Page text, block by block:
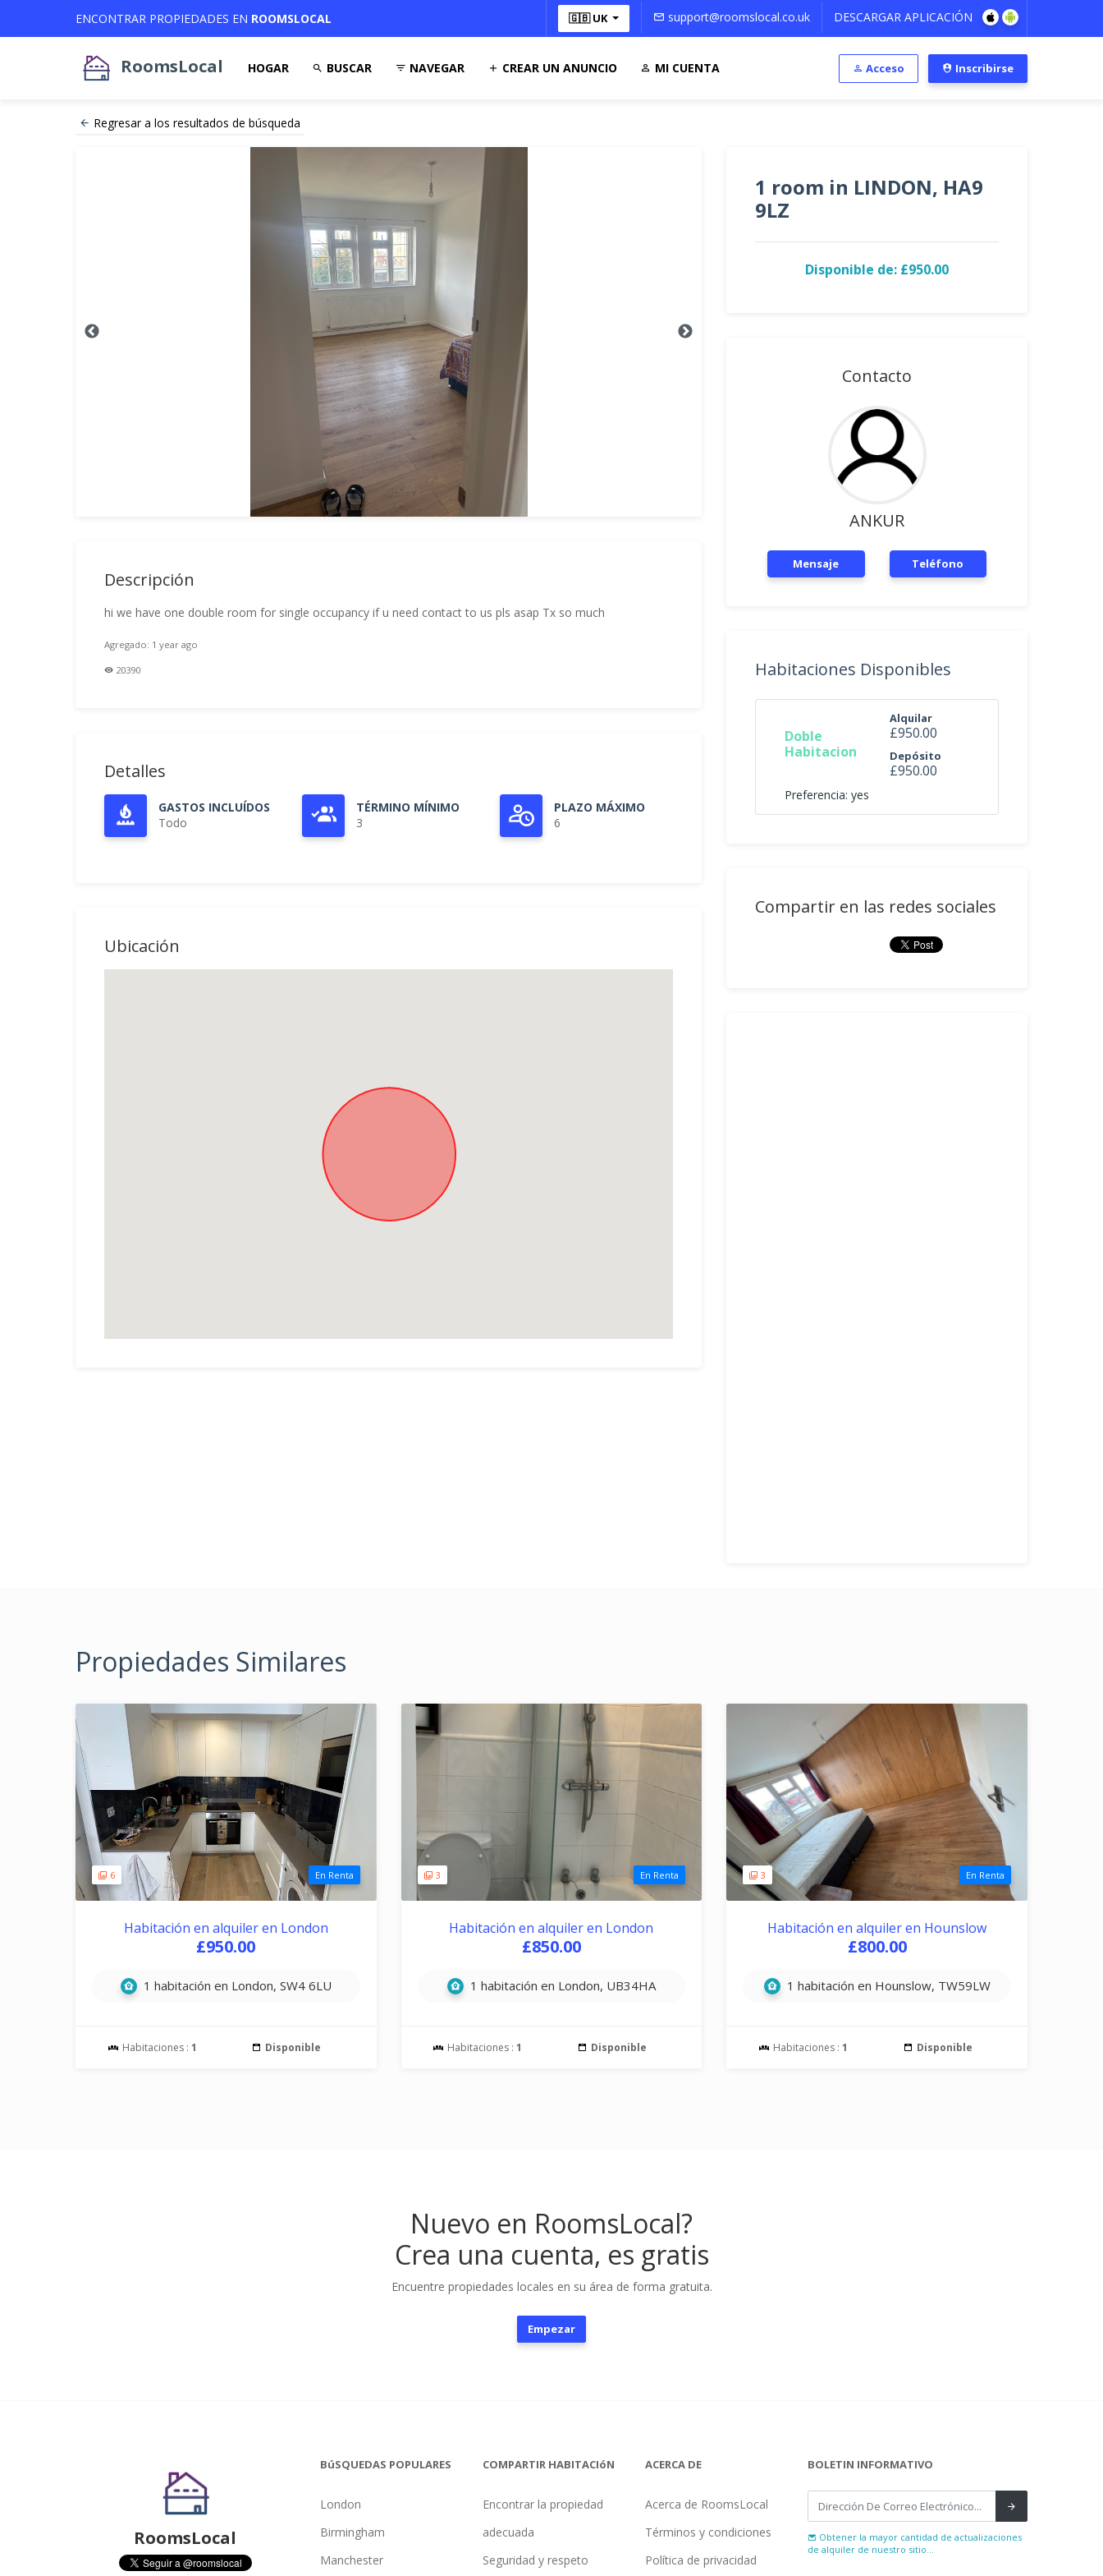
ENCONTRAR PROPIEDADES EN ROOMSLOCAL 🇬🇧 UK support@roomslocal.co.uk DESCARGAR APLICACIÓN
RoomsLocal HOGAR BUSCAR NAVEGAR CREAR UN ANUNCIO MI CUENTA Acceso Inscribirse
Regresar a los resultados de búsqueda
Descripción
hi we have one double room for single occupancy if u need contact to us pls asap Tx so much
Agregado: 1 year ago
20390
Detalles
GASTOS INCLUÍDOS
Todo
TÉRMINO MÍNIMO
3
PLAZO MÁXIMO
6
Ubicación
1 room in LINDON, HA9
9LZ
Disponible de: £950.00
Contacto
ANKUR
Mensaje Teléfono
Habitaciones Disponibles
Doble
Habitacion
Alquilar
£950.00
Depósito
£950.00
Preferencia: yes
Compartir en las redes sociales
Propiedades Similares
6 En Renta
Habitación en alquiler en London
£950.00
1 habitación en London, SW4 6LU
Habitaciones : 1 Disponible
3 En Renta
Habitación en alquiler en London
£850.00
1 habitación en London, UB34HA
Habitaciones :1 Disponible
3 En Renta
Habitación en alquiler en Hounslow
£800.00
1 habitación en Hounslow, TW59LW
Habitaciones : 1 Disponible
Nuevo en RoomsLocal?
Crea una cuenta, es gratis
Encuentre propiedades locales en su área de forma gratuita.
Empezar
RoomsLocal
BúSQUEDAS POPULARES
London
Birmingham
Manchester
COMPARTIR HABITACIóN
Encontrar la propiedad
adecuada
Seguridad y respeto
ACERCA DE
Acerca de RoomsLocal
Términos y condiciones
Política de privacidad
BOLETIN INFORMATIVO
Obtener la mayor cantidad de actualizaciones
de alquiler de nuestro sitio...